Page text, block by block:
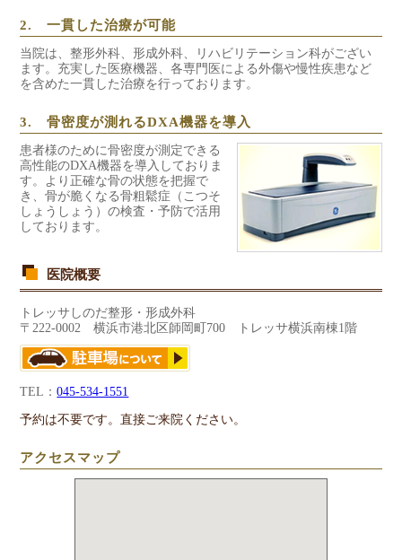
2. 一貫した治療が可能
当院は、整形外科、形成外科、リハビリテーション科がござい
ます。充実した医療機器、各専門医による外傷や慢性疾患など
を含めた一貫した治療を行っております。
3. 骨密度が測れるDXA機器を導入
患者様のために骨密度が測定できる
高性能のDXA機器を導入しておりま
す。より正確な骨の状態を把握で
き、骨が脆くなる骨粗鬆症（こつそ
しょうしょう）の検査・予防で活用
しております。
医院概要
トレッサしのだ整形・形成外科
〒222-0002 横浜市港北区師岡町700 トレッサ横浜南棟1階
TEL：045-534-1551
予約は不要です。直接ご来院ください。
アクセスマップ